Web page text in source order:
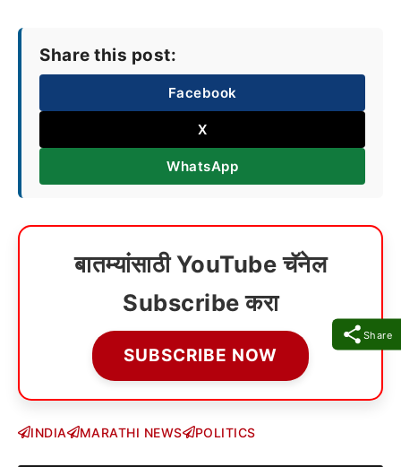
Share
Share this post:
Facebook
X
WhatsApp
बातम्यांसाठी YouTube चॅनेल
Subscribe करा
SUBSCRIBE NOW
INDIA MARATHI NEWS POLITICS